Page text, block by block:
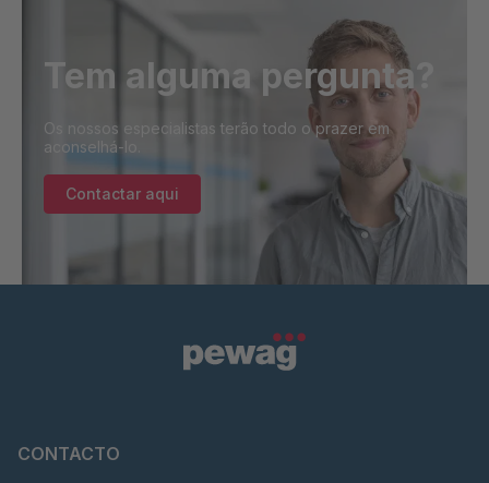
Tem alguma pergunta?
Os nossos especialistas terão todo o prazer em
aconselhá-lo.
Contactar aqui
CONTACTO